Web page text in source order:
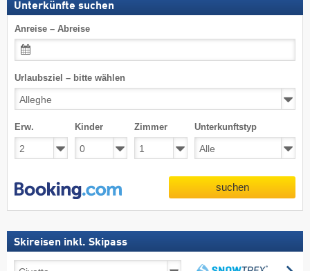
Unterkünfte suchen
Anreise – Abreise
Urlaubsziel – bitte wählen
Erw. Kinder Zimmer Unterkunftstyp
suchen
Skireisen inkl. Skipass
Skireisen